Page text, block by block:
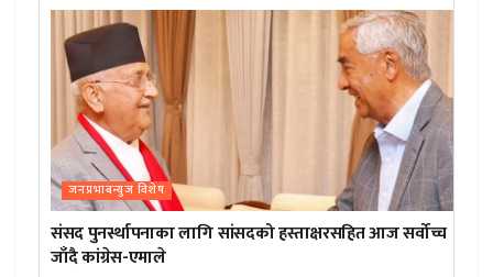
जनप्रभाबन्युज विशेष
संसद पुनर्स्थापनाका लागि सांसदको हस्ताक्षरसहित आज सर्वोच्च
जाँदै कांग्रेस-एमाले